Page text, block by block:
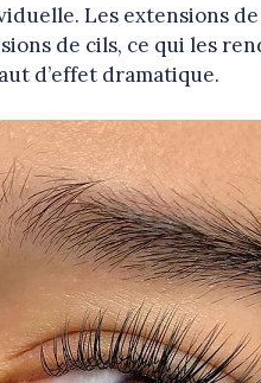
Les extensions
de cils, ce qui les
d’effet dramatique.